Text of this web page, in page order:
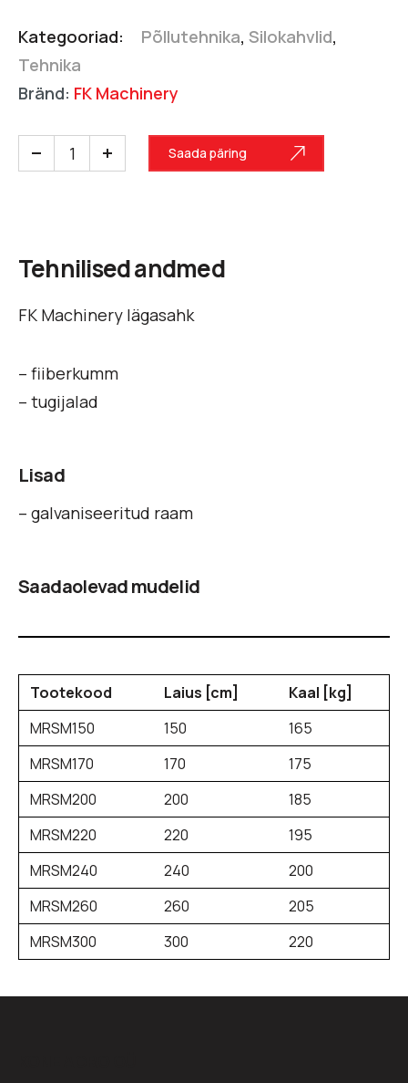
Kategooriad: Põllutehnika, Silokahvlid,
Tehnika
Bränd: FK Machinery
Saada päring
Tehnilised andmed
FK Machinery lägasahk
– fiiberkumm
– tugijalad
Lisad
– galvaniseeritud raam
Saadaolevad mudelid
Tootekood Laius [cm]
Kaal [kg]
MRSM150
150
165
MRSM170
170
175
MRSM200
200
185
MRSM220
220
195
MRSM240
240
200
MRSM260
260
205
MRSM300
300 220